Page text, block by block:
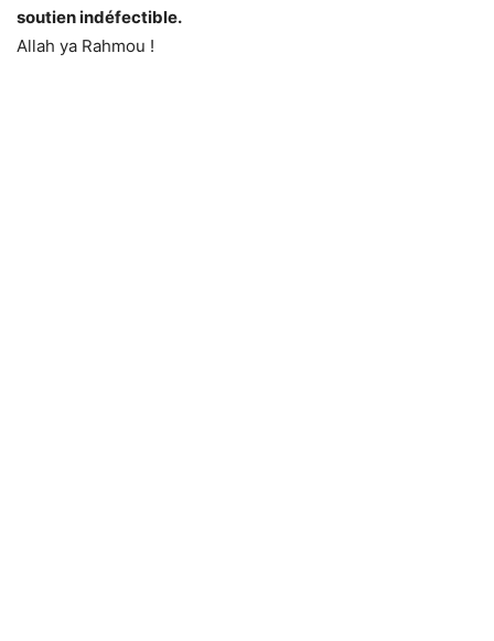
soutien indéfectible.
Allah ya Rahmou !